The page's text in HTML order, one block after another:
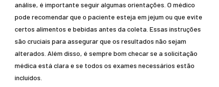
análise, é importante seguir algumas orientações. O médico
pode recomendar que o paciente esteja em jejum ou que evite
certos alimentos e bebidas antes da coleta. Essas instruções
são cruciais para assegurar que os resultados não sejam
alterados. Além disso, é sempre bom checar se a solicitação
médica está clara e se todos os exames necessários estão
incluídos.